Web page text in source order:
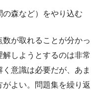
の森など）をやり込む
が取れることが分かっ
しようとするのは非常
意識は必要だが、あま
よい。問題集を繰り返